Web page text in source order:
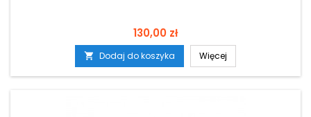
Cena
130,00 zł
 Dodaj do koszyka Więcej